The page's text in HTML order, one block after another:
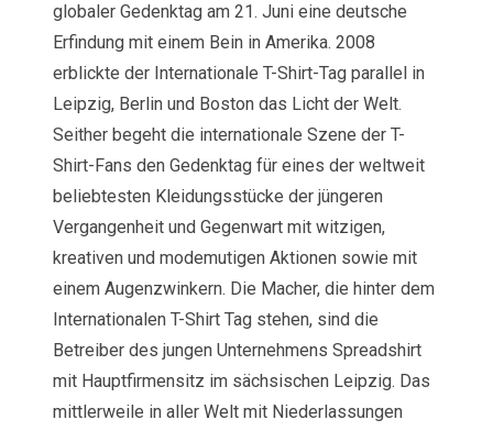
globaler Gedenktag am 21. Juni eine deutsche
Erfindung mit einem Bein in Amerika. 2008
erblickte der Internationale T-Shirt-Tag parallel in
Leipzig, Berlin und Boston das Licht der Welt.
Seither begeht die internationale Szene der T-
Shirt-Fans den Gedenktag für eines der weltweit
beliebtesten Kleidungsstücke der jüngeren
Vergangenheit und Gegenwart mit witzigen,
kreativen und modemutigen Aktionen sowie mit
einem Augenzwinkern. Die Macher, die hinter dem
Internationalen T-Shirt Tag stehen, sind die
Betreiber des jungen Unternehmens Spreadshirt
mit Hauptfirmensitz im sächsischen Leipzig. Das
mittlerweile in aller Welt mit Niederlassungen